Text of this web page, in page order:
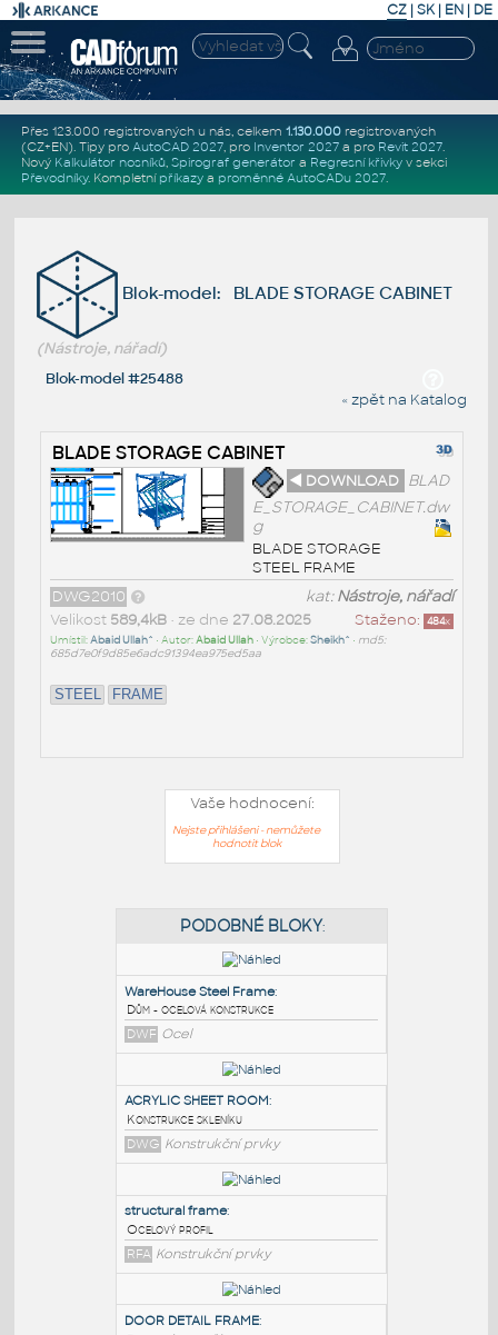
CZ | SK| EN | DE
Přes 123.000 registrovaných u nás, celkem 1.130.000registrovaných
(CZ+EN). Tipy pro AutoCAD 2027, pro Inventor 2027a pro Revit 2027.
Nový Kalkulátor nosníků, Spirograf generátor a Regresní křivkyv sekci
Převodníky. Kompletní příkazya proměnné AutoCADu 2027.
Blok-model: BLADE STORAGE CABINET
(Nástroje, nářadí)
Blok-model #25488
« zpět na Katalog
BLADE STORAGE CABINET
◄ DOWNLOAD BLAD
E_STORAGE_CABINET.dw
g
BLADE STORAGE
STEEL FRAME
kat:Nástroje, nářadí
DWG2010
Staženo: 484x
Velikost 589,4kB• ze dne 27.08.2025
Umístil:Abaid Ullah^ • Autor:Abaid Ullah• Výrobce:Sheikh^ • md5:
685d7e0f9d85e6adc91394ea975ed5aa
STEEL FRAME
Vaše hodnocení:
Nejste přihlášeni - nemůžete
hodnotit blok
PODOBNÉ BLOKY:
WareHouse Steel Frame:
Dům - ocelová konstrukce
DWF Ocel
ACRYLIC SHEET ROOM
Konstrukce skleníku